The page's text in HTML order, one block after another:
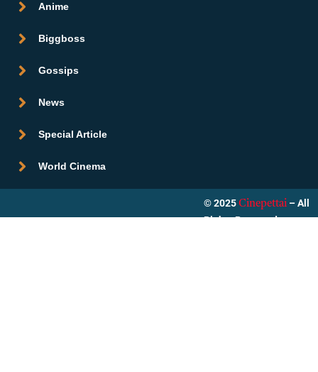
Anime
Biggboss
Gossips
News
Special Article
World Cinema
© 2025 Cinepettai – All
Rights Reserved